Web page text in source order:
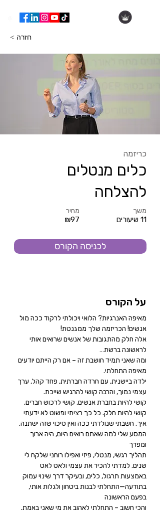
< חזרה
כריזמה
כלים מנטלים
להצלחה
מחיר
₪97
משך
11 שיעורים
לכניסה הקורס
על הקורס
מאיפה האנרגיות? הלואי ויכולתי לרקוד ככה מול
אנשים! הכריזמה שלך ממגנטת!
אלה חלק מהתגובות של אנשים שרואים אותי
לראשונה ברשת…
ומה שאני תמיד חושבת זה – אם רק הייתם יודעים
מאיפה התחלתי.
ילדה ביישנית, עם חרדה חברתית, פחד קהל, ערך
עצמי נמוך, והרבה קושי להרגיש שייכת.
קושי להיות בחברת אנשים, קושי לרכוש חברים,
קושי להיות חלק. כל כך רציתי ופשוט לא ידעתי
איך. חשבתי שנולדתי ככה ואין סיכוי שזה ישתנה.
המסע שלי למה שאתם רואים היום, היה ארוך
ומפרך
תהליך רגשי, מנטלי, פיזי ואפילו רוחני שלקח לי
שנים. למדתי להכיר את עצמי ולאט לאט
באמצעות תרגול, כלים, ובעיקר דרך שינוי עמוק
בתודעה—התחלתי לבנות ביטחון ולגלות אותי,
בפעם הראשונה
והכי חשוב – התחלתי לאהוב את מי שאני באמת.